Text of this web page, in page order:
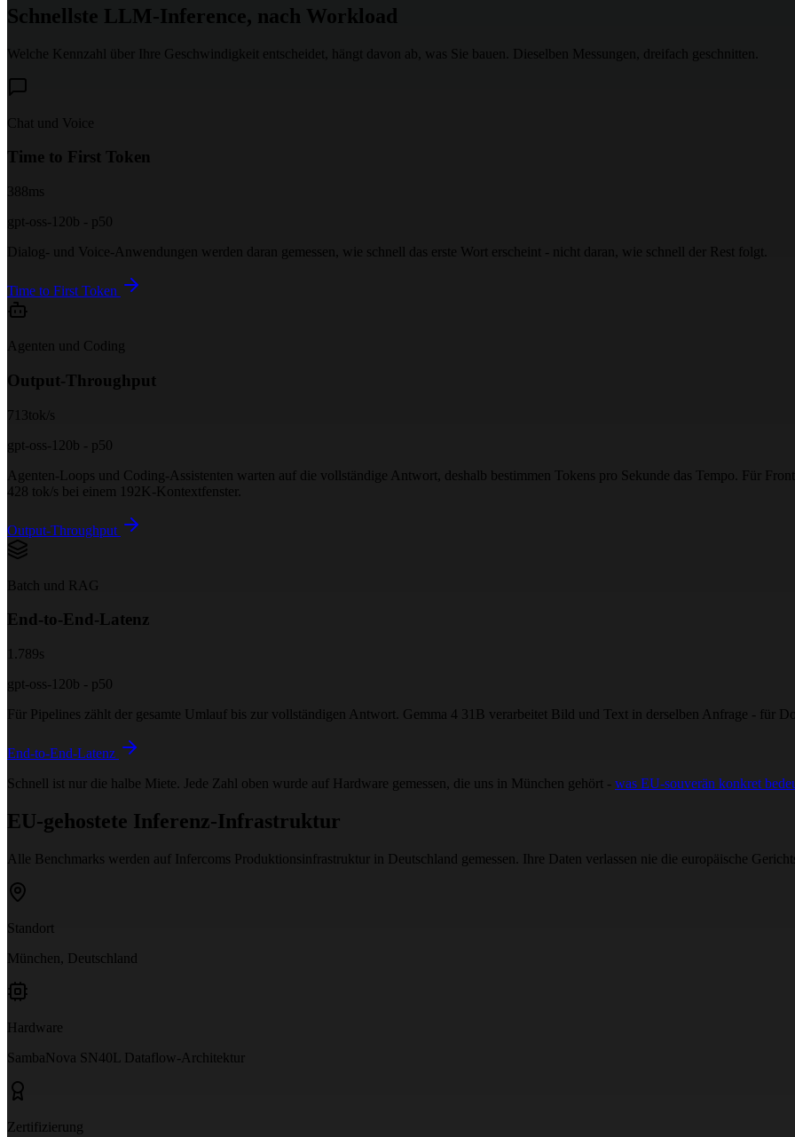
Schnellste LLM-Inference, nach Workload
Welche Kennzahl über Ihre Geschwindigkeit entscheidet, hängt davon ab, was Sie bauen. Dieselben Messungen, dreifach geschnitten.
Chat und Voice
Time to First Token
388 ms
gpt-oss-120b - p50
Dialog- und Voice-Anwendungen werden daran gemessen, wie schnell das erste Wort erscheint - nicht daran, wie schnell der Rest folgt.
Time to First Token
Agenten und Coding
Output-Throughput
713tok/s
gpt-oss-120b - p50
Agenten-Loops und Coding-Assistenten warten auf die vollständige Antwort, deshalb bestimmen Tokens pro Sekunde das Tempo. Für
428 tok/s bei einem 192K-Kontextfenster.
Output-Throughput
Batch und RAG
End-to-End-Latenz
1.789s
gpt-oss-120b - p50
Für Pipelines zählt der gesamte Umlauf bis zur vollständigen Antwort. Gemma 4 31B verarbeitet Bild und Text in derselben Anfrage - für
End-to-End-Latenz
Schnell ist nur die halbe Miete. Jede Zahl oben wurde auf Hardware gemessen, die uns in München gehört - was EU-souverän konkret
EU-gehostete Inferenz-Infrastruktur
Alle Benchmarks werden auf Infercoms Produktionsinfrastruktur in Deutschland gemessen. Ihre Daten verlassen nie die europäische
Standort
München, Deutschland
Hardware
SambaNova SN40L Dataflow-Architektur
Zertifizierung